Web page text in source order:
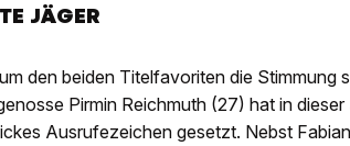
JÄGER
den beiden Titelfavoriten die Stimmung
Pirmin Reichmuth (27) hat in dieser
Ausrufezeichen gesetzt. Nebst Fabian